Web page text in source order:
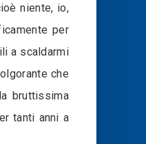
niente, io,
per
a scaldarmi
che
bruttissima
tanti anni a